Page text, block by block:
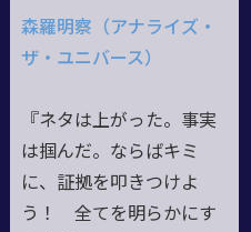
森羅明察（アナライズ・
ザ・ユニバース）
『ネタは上がった。事実
は掴んだ。ならばキミ
に、証拠を叩きつけよ
う！ 全てを明らかにす